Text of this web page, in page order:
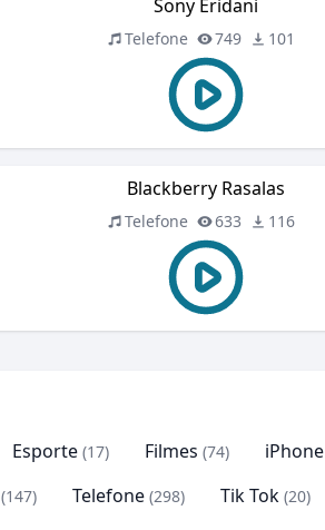
Sony Eridani
Telefone 749 101
Blackberry Rasalas
Telefone 633 116
Esporte (17) Filmes (74) iPhone
(147) Telefone (298) Tik Tok (20)